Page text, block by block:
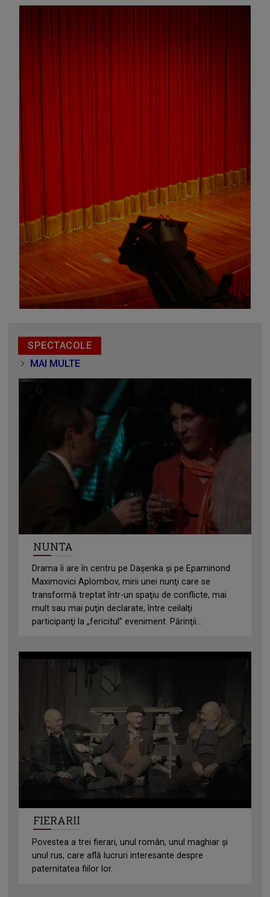
SPECTACOLE
MAI MULTE
NUNTA
Drama îi are în centru pe Daşenka şi pe Epaminond
Maximovici Aplombov, mirii unei nunţi care se
transformă treptat într-un spaţiu de conflicte, mai
mult sau mai puţin declarate, între ceilalţi
participanţi la „fericitul” eveniment. Părinţii...
FIERARII
Povestea a trei fierari, unul român, unul maghiar și
unul rus, care află lucruri interesante despre
paternitatea fiilor lor.